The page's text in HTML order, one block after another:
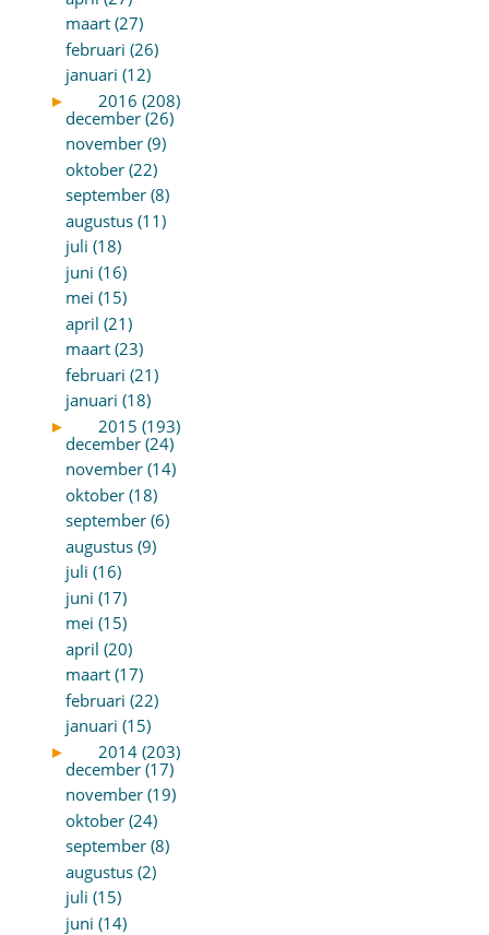
maart (27)
februari (26)
januari (12)
►
2016 (208)
december (26)
november (9)
oktober (22)
september (8)
augustus (11)
juli (18)
juni (16)
mei (15)
april (21)
maart (23)
februari (21)
januari (18)
►
2015 (193)
december (24)
november (14)
oktober (18)
september (6)
augustus (9)
juli (16)
juni (17)
mei (15)
april (20)
maart (17)
februari (22)
januari (15)
►
2014 (203)
december (17)
november (19)
oktober (24)
september (8)
augustus (2)
juli (15)
juni (14)